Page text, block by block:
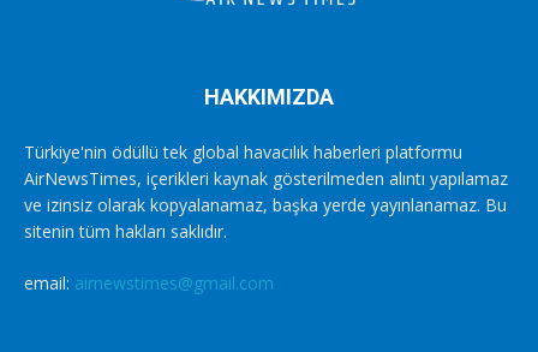
HAKKIMIZDA
Türkiye'nin ödüllü tek global havacılık haberleri platformu
AirNewsTimes, içerikleri kaynak gösterilmeden alıntı yapılamaz
ve izinsiz olarak kopyalanamaz, başka yerde yayınlanamaz. Bu
sitenin tüm hakları saklıdır.
email: airnewstimes@gmail.com